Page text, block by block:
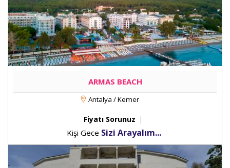
ARMAS BEACH
Antalya / Kemer
Fiyatı Sorunuz
Kişi Gece Sizi Arayalım...